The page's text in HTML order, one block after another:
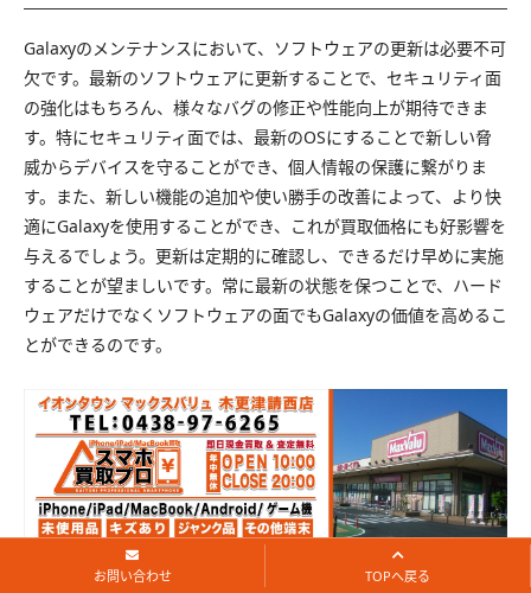
Galaxyのメンテナンスにおいて、ソフトウェアの更新は必要不可
欠です。最新のソフトウェアに更新することで、セキュリティ面
の強化はもちろん、様々なバグの修正や性能向上が期待できま
す。特にセキュリティ面では、最新のOSにすることで新しい脅
威からデバイスを守ることができ、個人情報の保護に繋がりま
す。また、新しい機能の追加や使い勝手の改善によって、より快
適にGalaxyを使用することができ、これが買取価格にも好影響を
与えるでしょう。更新は定期的に確認し、できるだけ早めに実施
することが望ましいです。常に最新の状態を保つことで、ハード
ウェアだけでなくソフトウェアの面でもGalaxyの価値を高めるこ
とができるのです。
お問い合わせ TOPへ戻る